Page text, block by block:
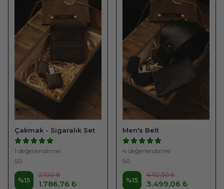
Çakmak - Sigaralık Set
1 değerlendirme
5.0
%15
2.100 ₺
1.786,76 ₺
Men's Belt
4 değerlendirme
5.0
%15
4.112,50 ₺
3.499,06 ₺